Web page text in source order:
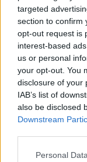
targeted
section to confirm
opt-out request is
interest-based
us or personal
your opt-out. You
disclosure of your
IAB’s list of
also be disclosed
Downstream
Personal